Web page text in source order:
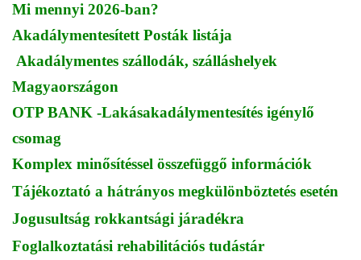
Mi mennyi 2026-ban?
Akadálymentesített Posták listája
Akadálymentes szállodák, szálláshelyek
Magyaországon
OTP BANK -Lakásakadálymentesítés igénylő
csomag
Komplex minősítéssel összefüggő információk
Tájékoztató a hátrányos megkülönböztetés esetén
Jogusultság rokkantsági járadékra
Foglalkoztatási rehabilitációs tudástár